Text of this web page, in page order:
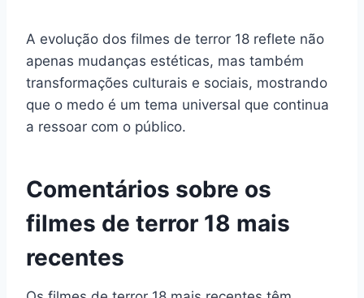
A evolução dos filmes de terror 18 reflete não
apenas mudanças estéticas, mas também
transformações culturais e sociais, mostrando
que o medo é um tema universal que continua
a ressoar com o público.
Comentários sobre os
filmes de terror 18 mais
recentes